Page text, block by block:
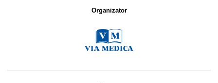
Organizator